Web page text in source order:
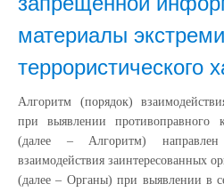
материалы
террористического
Алгоритм (порядок)
при выявлении противоправного
(далее – Алгоритм)
взаимодействия заинтересованных
(далее – Органы) при выявлении в